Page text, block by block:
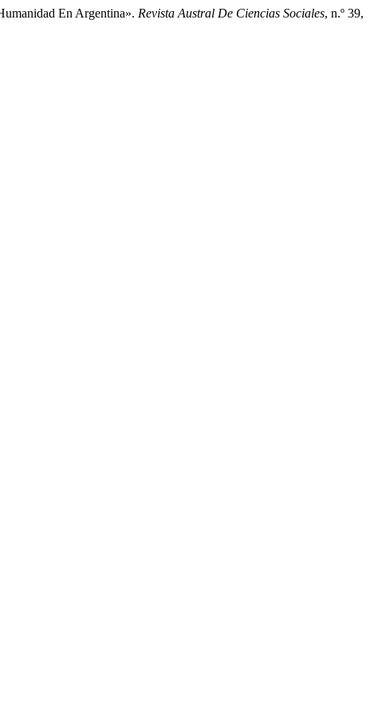
En Argentina». Revista Austral De Ciencias Sociales, n.º 39,